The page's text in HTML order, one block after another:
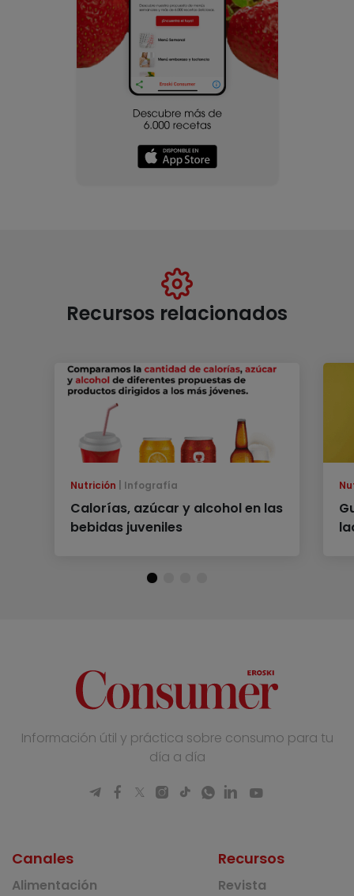
Recursos relacionados
Nutrición Infografía
Calorías, azúcar y alcohol en las
bebidas juveniles
Información útil y práctica sobre consumo para tu
día a día
Canales
Alimentación
Recursos
Revista